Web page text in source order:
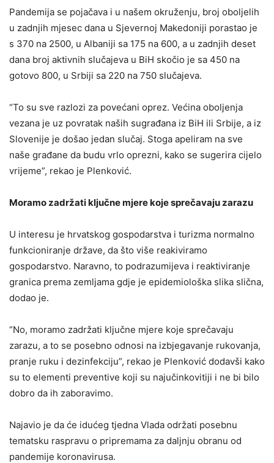
Pandemija se pojačava i u našem okruženju, broj oboljelih
u zadnjih mjesec dana u Sjevernoj Makedoniji porastao je
s 370 na 2500, u Albaniji sa 175 na 600, a u zadnjih deset
dana broj aktivnih slučajeva u BiH skočio je sa 450 na
gotovo 800, u Srbiji sa 220 na 750 slučajeva.
“To su sve razlozi za povećani oprez. Većina oboljenja
vezana je uz povratak naših sugrađana iz BiH ili Srbije, a iz
Slovenije je došao jedan slučaj. Stoga apeliram na sve
naše građane da budu vrlo oprezni, kako se sugerira cijelo
vrijeme”, rekao je Plenković.
Moramo zadržati ključne mjere koje sprečavaju zarazu
U interesu je hrvatskog gospodarstva i turizma normalno
funkcioniranje države, da što više reakiviramo
gospodarstvo. Naravno, to podrazumijeva i reaktiviranje
granica prema zemljama gdje je epidemiološka slika slična,
dodao je.
“No, moramo zadržati ključne mjere koje sprečavaju
zarazu, a to se posebno odnosi na izbjegavanje rukovanja,
pranje ruku i dezinfekciju”, rekao je Plenković dodavši kako
su to elementi preventive koji su najučinkovitiji i ne bi bilo
dobro da ih zaboravimo.
Najavio je da će idućeg tjedna Vlada održati posebnu
tematsku raspravu o pripremama za daljnju obranu od
pandemije koronavirusa.